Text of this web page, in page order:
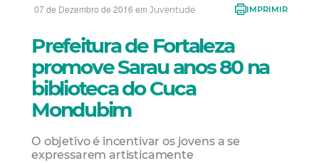
07 de Dezembro de 2016 em Juventude IMPRIMIR
Prefeitura de Fortaleza
promove Sarau anos 80 na
biblioteca do Cuca
Mondubim
O objetivo é incentivar os jovens a se
expressarem artisticamente